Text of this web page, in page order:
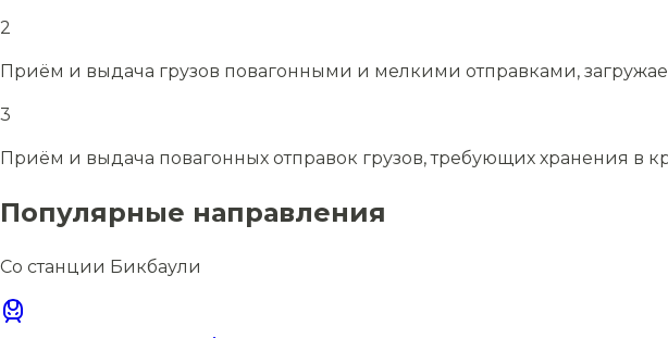
2
Приём и выдача грузов повагонными и мелкими отправками,
3
Приём и выдача повагонных отправок грузов, требующих хранения в
Популярные направления
Со станции Бикбаули